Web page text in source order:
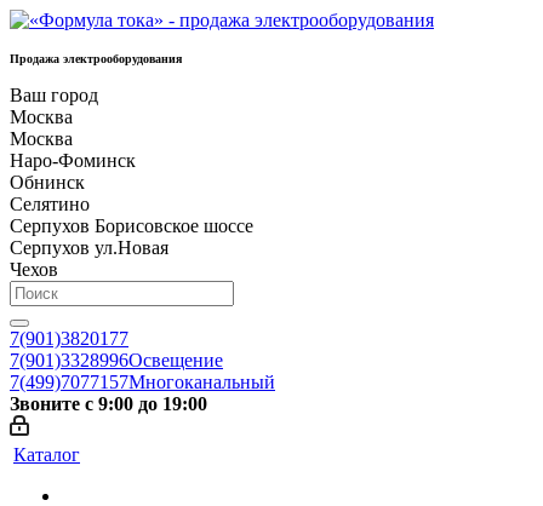
Продажа электрооборудования
Ваш город
Москва
Москва
Наро-Фоминск
Обнинск
Селятино
Серпухов Борисовское шоссе
Серпухов ул.Новая
Чехов
7(901)3820177
7(901)3328996Освещение
7(499)7077157Многоканальный
Звоните с 9:00 до 19:00
Каталог